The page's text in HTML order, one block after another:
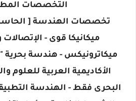
التخصصات
تخصصات الهندسة [
ميكانيكا قوى - الإتصالات
ميكاترونيكس - هندسة بحرية
الأكاديمية العربية للعلوم
البحرى فقط - الهندسة